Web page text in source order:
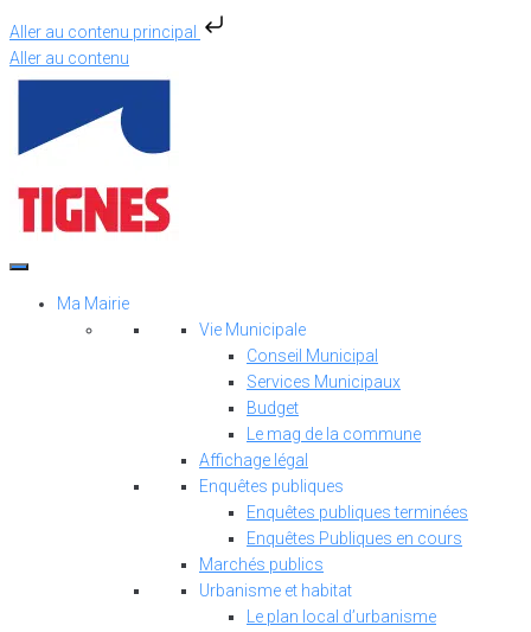
Aller au contenu principal
Aller au contenu
Ma Mairie
Vie Municipale
Conseil Municipal
Services Municipaux
Budget
Le mag de la commune
Affichage légal
Enquêtes publiques
Enquêtes publiques terminées
Enquêtes Publiques en cours
Marchés publics
Urbanisme et habitat
Le plan local d’urbanisme